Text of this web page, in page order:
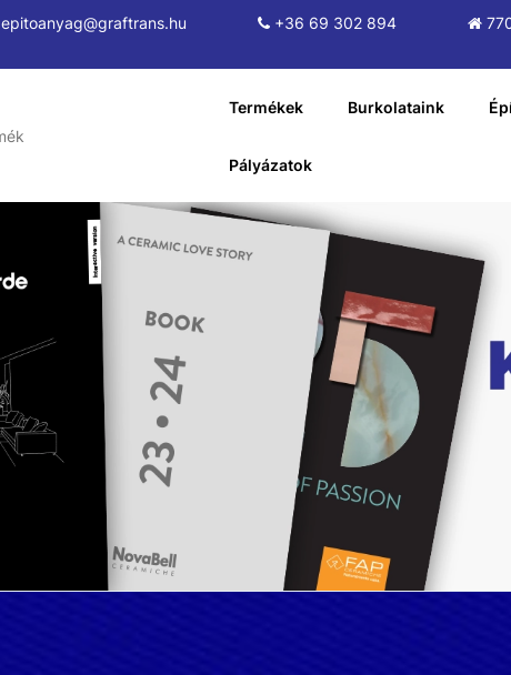
epitoanyag@graftrans.hu +36 69 302 894
Termékek Burkolataink
Pályázatok